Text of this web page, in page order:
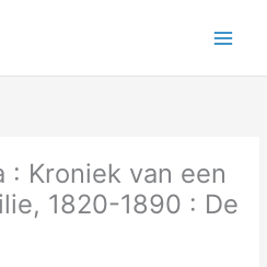
: Kroniek van een
1820-1890 : De